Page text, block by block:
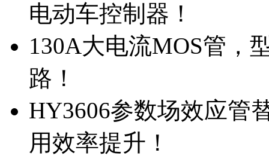
电动车控制器！
130A大电流MOS管，
路！
HY3606参数场效应管
用效率提升！